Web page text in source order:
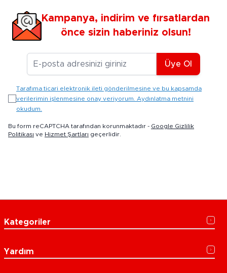
Kampanya, indirim ve fırsatlardan
önce sizin haberiniz olsun!
E-posta Adresiniz
Üye Ol
Tarafıma ticari elektronik ileti gönderilmesine ve bu kapsamda
verilerimin işlenmesine onay veriyorum. Aydınlatma metnini
okudum.
Bu form reCAPTCHA tarafından korunmaktadır - Google Gizlilik
Politikası ve Hizmet Şartları geçerlidir.
Kategoriler
Yardım